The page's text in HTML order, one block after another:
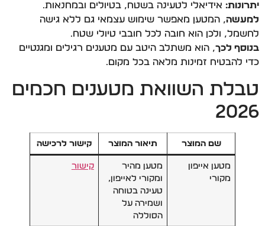
יתרונות: אידיאלי לטעינה בשטח, בטיולים ובמחנאות.
למעשה, המטען מאפשר שימוש עצמאי גם ללא גישה
לחשמל, ולכן הוא חובה לכל חובבי טיולי שטח.
בנוסף לכך, הוא משתלב היטב עם מטענים רגילים ומגנטיים
כדי להבטיח זמינות מלאה בכל מקום.
טבלת השוואת מטענים חכמים
2026
שם המוצר תיאור המוצר קישור לרכישה
מטען אייפון
מקורי
מטען מהיר
ומקורי לאייפון,
טעינה בטוחה
ושמירה על
הסוללה
קישור